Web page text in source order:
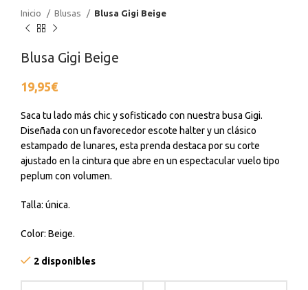
Inicio Blusas Blusa Gigi Beige
Blusa Gigi Beige
19,95€
Saca tu lado más chic y sofisticado con nuestra busa Gigi.
Diseñada con un favorecedor escote halter y un clásico
estampado de lunares, esta prenda destaca por su corte
ajustado en la cintura que abre en un espectacular vuelo tipo
peplum con volumen.
Talla: única.
Color: Beige.
2 disponibles